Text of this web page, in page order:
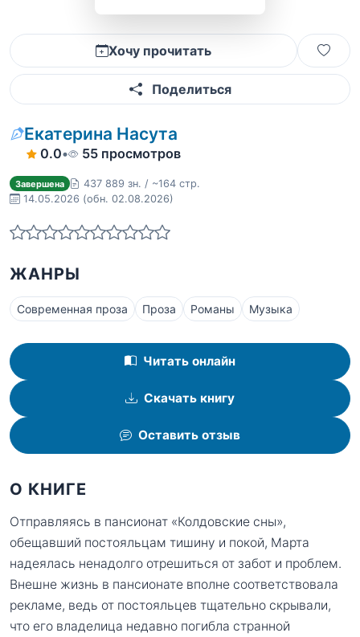
Хочу прочитать
Поделиться
Екатерина Насута
0.0• 55 просмотров
Завершена
437 889 зн. / ~164 стр.
14.05.2026 (обн. 02.08.2026)
ЖАНРЫ
Современная проза Проза Романы Музыка
Читать онлайн
Скачать книгу
Оставить отзыв
О КНИГЕ
Отправляясь в пансионат «Колдовские сны»,
обещавший постояльцам тишину и покой, Марта
надеялась ненадолго отрешиться от забот и проблем.
Внешне жизнь в пансионате вполне соответствовала
рекламе, ведь от постояльцев тщательно скрывали,
что его владелица недавно погибла странной